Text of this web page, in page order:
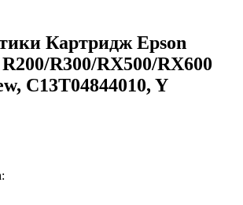
Картридж Epson
R300/RX500/RX600
C13T04844010, Y